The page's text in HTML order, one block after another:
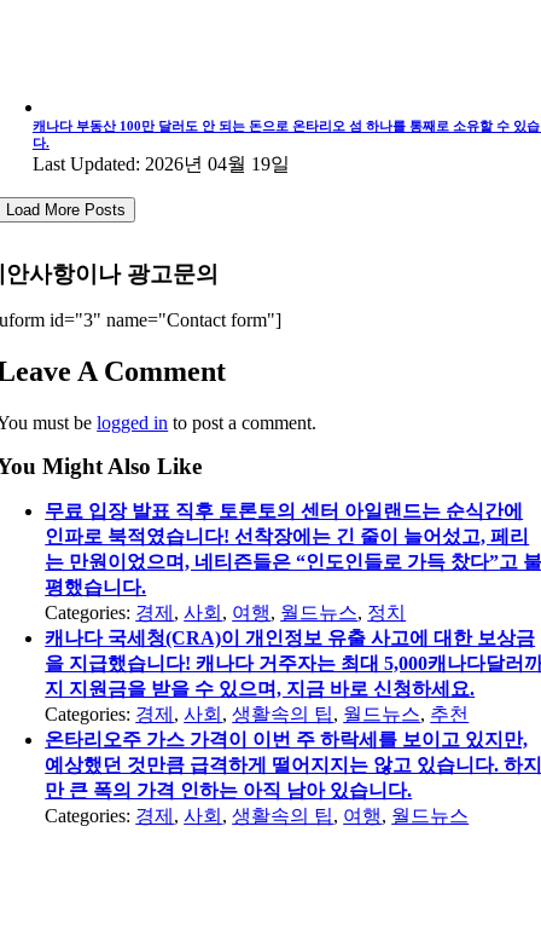
캐나다 부동산 100만 달러도 안 되는 돈으로 온타리오 섬 하나를 통째로 소유할 수 있
다.
Last Updated: 2026년 04월 19일
Load More Posts
안사항이나 광고문의
id="3" name="Contact form"]
A Comment
must belogged in to post a comment.
Might Also Like
무료 입장 발표 직후 토론토의 센터 아일랜드는 순식간에
인파로 북적였습니다! 선착장에는 긴 줄이 늘어섰고, 페리
는 만원이었으며, 네티즌들은 “인도인들로 가득 찼다”고
평했습니다.
Categories: 경제 ,사회 , 여행, 월드뉴스, 정치
캐나다 국세청(CRA)이 개인정보 유출 사고에 대한 보상금
을 지급했습니다! 캐나다 거주자는 최대 5,000캐나다달러
지 지원금을 받을 수 있으며, 지금 바로 신청하세요.
Categories: 경제 ,사회 ,생활속의 팁, 월드뉴스, 추천
온타리오주 가스 가격이 이번 주 하락세를 보이고 있지만,
예상했던 것만큼 급격하게 떨어지지는 않고 있습니다. 하
만 큰 폭의 가격 인하는 아직 남아 있습니다.
Categories: 경제 ,사회 ,생활속의 팁, 여행, 월드뉴스